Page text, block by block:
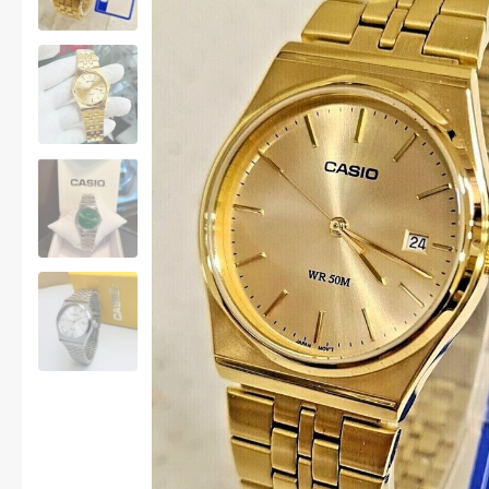
MODE HOMME
Montre Bijoux Lunette
Montre homme
Montre Montblanc
MONTRES CARTIER
Sandales homme
Vêtements